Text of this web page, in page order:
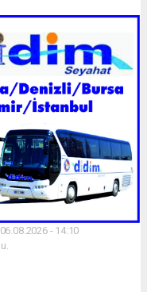
- 14:10